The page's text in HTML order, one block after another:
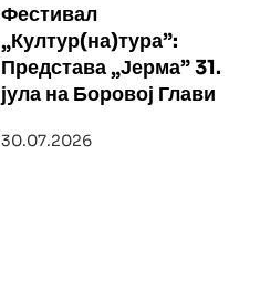
Фестивал
„Култур(на)тура”:
Представа „Јерма” 31.
јула на Боровој Глави
30.07.2026